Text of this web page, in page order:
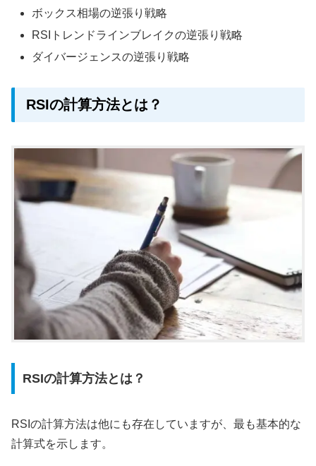
ボックス相場の逆張り戦略
RSIトレンドラインブレイクの逆張り戦略
ダイバージェンスの逆張り戦略
RSIの計算方法とは？
RSIの計算方法とは？
RSIの計算方法は他にも存在していますが、最も基本的な
計算式を示します。